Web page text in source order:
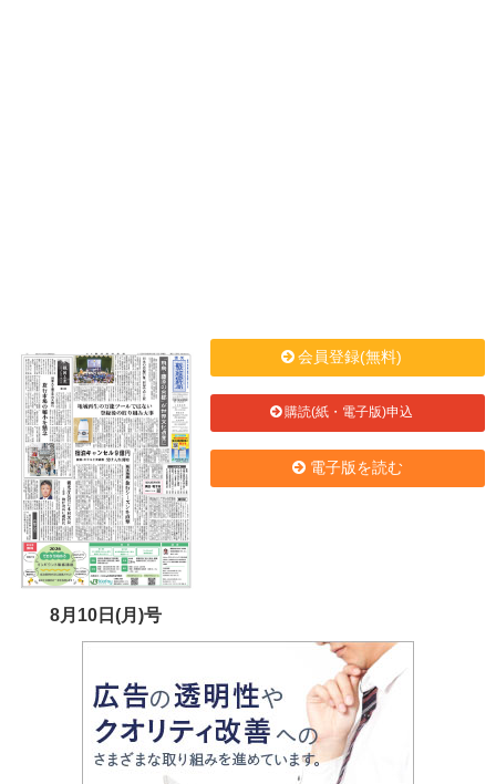
8月10日(月)号
会員登録(無料)
購読(紙・電子版)申込
電子版を読む